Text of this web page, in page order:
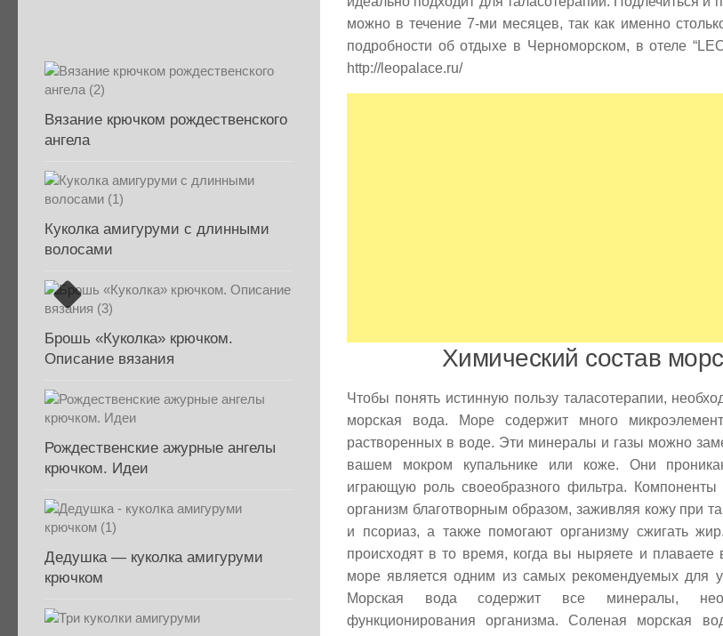
можно в течение 7-ми месяцев, так как именно
подробности об отдыхе в Черноморском, в отеле
http://leopalace.ru/
Химический состав
Чтобы понять истинную пользу таласотерапии,
морская вода. Море содержит много
растворенных в воде. Эти минералы и газы можно
вашем мокром купальнике или коже. Они
играющую роль своеобразного фильтра.
организм благотворным образом, заживляя кожу при
и псориаз, а также помогают организму сжигать
происходят в то время, когда вы ныряете и
море является одним из самых рекомендуемых для
Морская вода содержит все минералы,
функционирования организма. Соленая морская
Вязание крючком рождественского
ангела
Куколка амигуруми с длинными
волосами
Брошь «Куколка» крючком.
Описание вязания
Рождественские ажурные ангелы
крючком. Идеи
Дедушка — куколка амигуруми
крючком